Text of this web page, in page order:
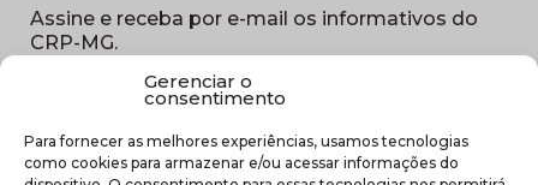
Gerenciar o
consentimento
Para fornecer as melhores experiências, usamos tecnologias
como cookies para armazenar e/ou acessar informações do
Assine e receba por e-mail os informativos do
CRP-MG.
E-